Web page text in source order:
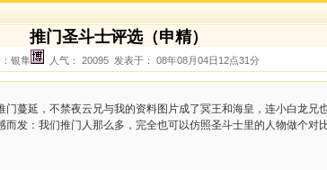
推门圣斗士评选（申精）
银隼 人气： 20095 发表于： 08年08月04日12点31分
蔓延，不禁夜云兄与我的资料图片成了冥王和海皇，连小白龙兄
发：我们推门人那么多，完全也可以仿照圣斗士里的人物做个对